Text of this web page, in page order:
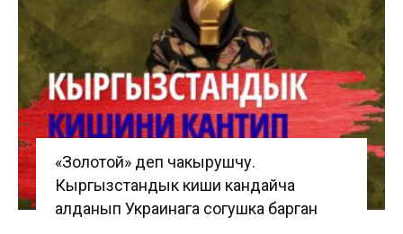
«Золотой» деп чакырушчу.
Кыргызстандык киши кандайча
алданып Украинага согушка барган